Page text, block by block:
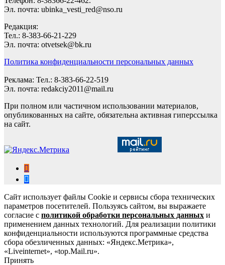
Эл. почта: ubinka_vesti_red@nso.ru
Редакция:
Тел.: 8-383-66-21-229
Эл. почта: otvetsek@bk.ru
Политика конфиденциальности персональных данных
Реклама: Тел.: 8-383-66-22-519
Эл. почта: redakciy2011@mail.ru
При полном или частичном использовании материалов,
опубликованных на сайте, обязательна активная гиперссылка
на сайт.
Сайт использует файлы Cookie и сервисы сбора технических
параметров посетителей. Пользуясь сайтом, вы выражаете
согласие с политикой обработки персональных данных и
применением данных технологий. Для реализации политики
конфиденциальности используются программные средства
сбора обезличенных данных: «Яндекс.Метрика»,
«Liveinternet», «top.Mail.ru».
Принять